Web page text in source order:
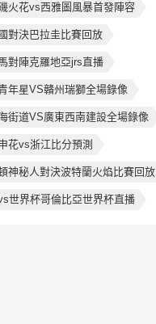
火花vs西雅圖風暴首發陣容
對決巴拉圭比賽回放
對陣克羅地亞jrs直播
年星VS贛州瑞獅全場錄像
街道VS廣東西南建設全場錄像
花vs浙江比分預測
神秘人對決波特蘭火焰比賽回放
世界杯哥倫比亞世界杯直播